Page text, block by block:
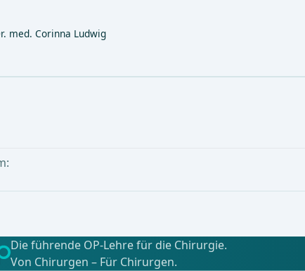
med. Corinna Ludwig
Die führende OP-Lehre für die Chirurgie.
Von Chirurgen – Für Chirurgen.